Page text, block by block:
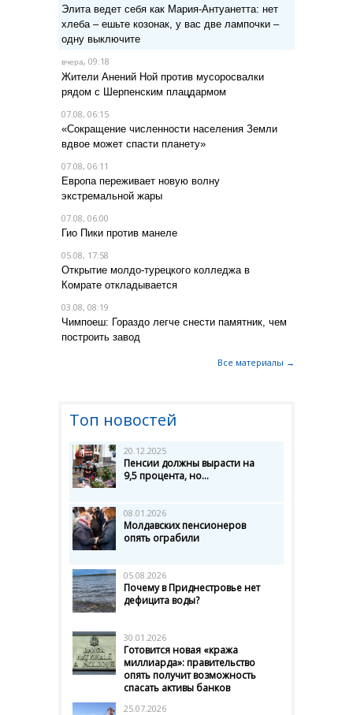
Элита ведет себя как Мария-Антуанетта: нет
хлеба – ешьте козонак, у вас две лампочки –
одну выключите
вчера, 09:18
Жители Анений Ной против мусоросвалки
рядом с Шерпенским плацдармом
07.08, 06:15
«Сокращение численности населения Земли
вдвое может спасти планету»
07.08, 06:11
Европа переживает новую волну
экстремальной жары
07.08, 06:00
Гио Пики против манеле
05.08, 17:58
Открытие молдо-турецкого колледжа в
Комрате откладывается
03.08, 08:19
Чимпоеш: Гораздо легче снести памятник, чем
построить завод
Все материалы →
Топ новостей
20.12.2025
Пенсии должны вырасти на
9,5 процента, но...
08.01.2026
Молдавских пенсионеров
опять ограбили
05.08.2026
Почему в Приднестровье нет
дефицита воды?
30.01.2026
Готовится новая «кража
миллиарда»: правительство
опять получит возможность
спасать активы банков
25.07.2026